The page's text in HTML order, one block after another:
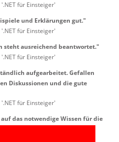
für Einsteiger'
und Erklärungen gut."
für Einsteiger'
steht ausreichend beantwortet."
für Einsteiger'
aufgearbeitet. Gefallen
Diskussionen und die gute
für Einsteiger'
das notwendige Wissen für die